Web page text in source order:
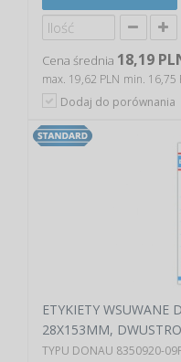
Cena średnia 18,19
max. 19,62 PLN min. 16,75
Dodaj do porównania
ETYKIETY WSUWANE
28X153MM,
TYPU DONAU 8350920-